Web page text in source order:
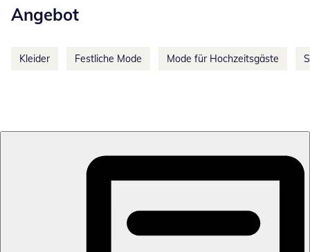
Angebot
Kleider Festliche Mode Mode für Hochzeitsgäste